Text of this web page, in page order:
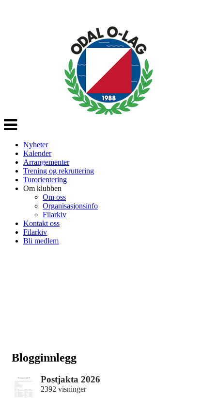
Veksle
navigasjon
Nyheter
Kalender
Arrangementer
Trening og rekruttering
Turorientering
Om klubben
Om oss
Organisasjonsinfo
Filarkiv
Kontakt oss
Filarkiv
Bli medlem
Blogginnlegg
Postjakta 2026
2392 visninger